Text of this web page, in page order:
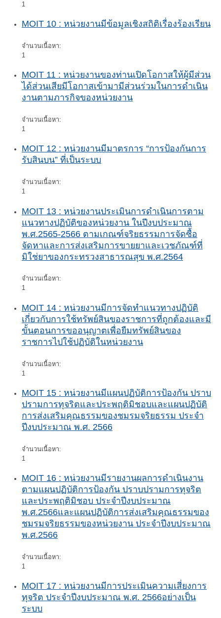
1
MOIT 10 : หน่วยงานมีข้อมูลเชิงสถิติเรื่องร้องเรียน
จำนวนเนื้อหา:
1
MOIT 11 : หน่วยงานของท่านเปิดโอกาสให้ผู้มีส่วน
ได้ส่วนเสียมีโอกาสเข้ามามีส่วนร่วมในการดำเนิน
งานตามภารกิจของหน่วยงาน
จำนวนเนื้อหา:
1
MOIT 12 : หน่วยงานมีมาตรการ “การป้องกันการ
รับสินบน” ที่เป็นระบบ
จำนวนเนื้อหา:
1
MOIT 13 : หน่วยงานประเมินการดำเนินการตาม
แนวทางปฏิบัติของหน่วยงาน ในปีงบประมาณ
พ.ศ.2565-2566 ตามเกณฑ์จริยธรรมการจัดซื้อ
จัดหาและการส่งเสริมการขายยาและเวชภัณฑ์ที่
มิใช่ยาของกระทรวงสาธารณสุข พ.ศ.2564
จำนวนเนื้อหา:
1
MOIT 14 : หน่วยงานมีการจัดทำแนวทางปฏิบัติ
เกี่ยวกับการใช้ทรัพย์สินของราชการที่ถูกต้องและมี
ขั้นตอนการขออนุญาตเพื่อยืมทรัพย์สินของ
ราชการไปใช้ปฏิบัติในหน่วยงาน
จำนวนเนื้อหา:
1
MOIT 15 : หน่วยงานมีแผนปฏิบัติการป้องกัน ปราบ
ปรามการทุจริตและประพฤติมิชอบและแผนปฏิบัติ
การส่งเสริมคุณธรรมของชมรมจริยธรรม ประจำ
ปีงบประมาณ พ.ศ. 2566
จำนวนเนื้อหา:
1
MOIT 16 : หน่วยงานมีรายงานผลการดำเนินงาน
ตามแผนปฏิบัติการป้องกัน ปราบปรามการทุจริต
และประพฤติมิชอบ ประจำปีงบประมาณ
พ.ศ.2566และแผนปฏิบัติการส่งเสริมคุณธรรมของ
ชมรมจริยธรรมของหน่วยงาน ประจำปีงบประมาณ
พ.ศ.2566
จำนวนเนื้อหา:
1
MOIT 17 : หน่วยงานมีการประเมินความเสี่ยงการ
ทุจริต ประจำปีงบประมาณ พ.ศ. 2566อย่างเป็น
ระบบ